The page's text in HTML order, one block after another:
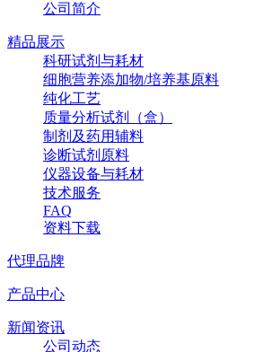
公司简介
精品展示
科研试剂与耗材
细胞营养添加物/培养基原料
纯化工艺
质量分析试剂（盒）
制剂及药用辅料
诊断试剂原料
仪器设备与耗材
技术服务
FAQ
资料下载
代理品牌
产品中心
新闻资讯
公司动态